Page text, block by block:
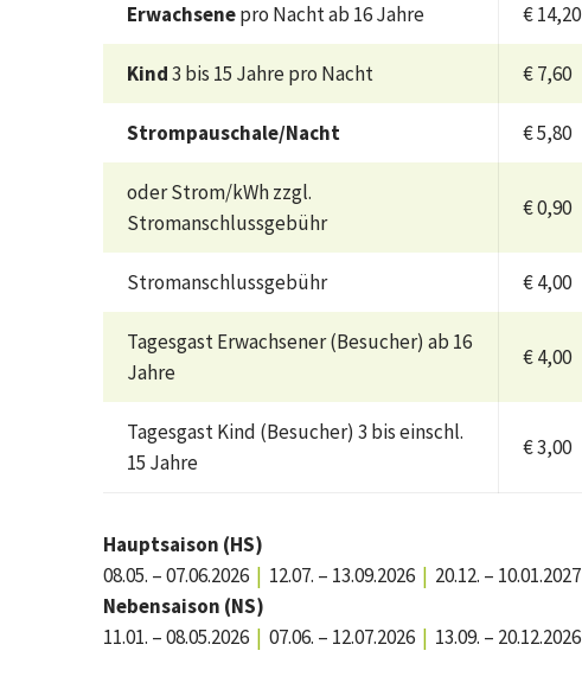
Erwachsenepro Nacht ab 16 Jahre € 14,20
Kind3 bis 15 Jahre pro Nacht € 7,60
Strompauschale/Nacht € 5,80
oder Strom/kWh zzgl.
Stromanschlussgebühr
€ 0,90
Stromanschlussgebühr € 4,00
Tagesgast Erwachsener (Besucher) ab 16
Jahre
€ 4,00
Tagesgast Kind (Besucher) 3 bis einschl.
15 Jahre
€ 3,00
Hauptsaison (HS)
08.05. – 07.06.2026 | 12.07. – 13.09.2026 | 20.12. – 10.01.2027
Nebensaison (NS)
11.01. – 08.05.2026 | 07.06. – 12.07.2026 | 13.09. – 20.12.2026